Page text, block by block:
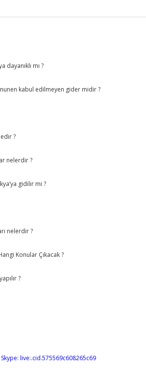
dayanıklı mı ?
kabul edilmeyen gider midir ?
?
nelerdir ?
gidilir mi ?
nelerdir ?
Konular Çıkacak ?
?
Skype: live:.cid.575569c608265c69